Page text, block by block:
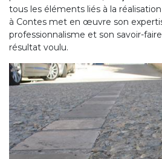
tous les éléments liés à la
à Contes met en œuvre son
professionnalisme et son savoir-
résultat voulu.